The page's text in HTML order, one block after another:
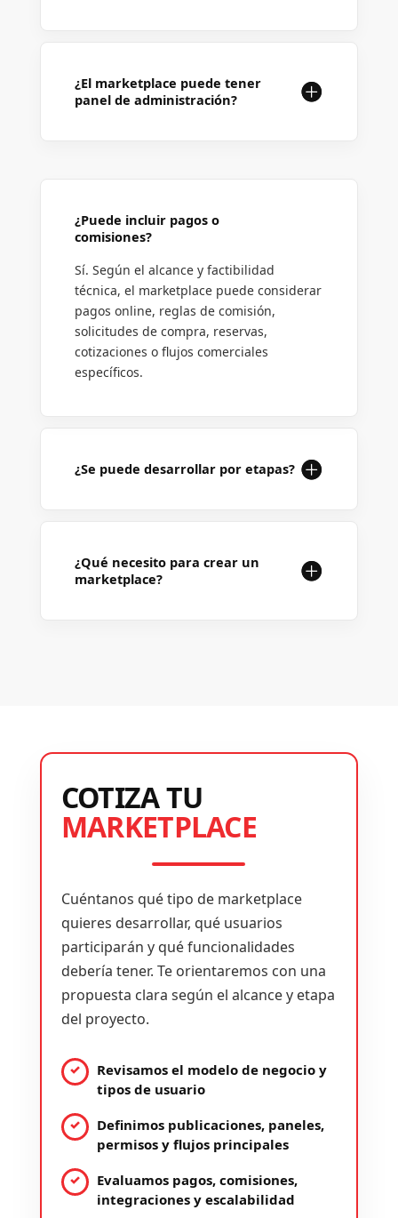
¿El marketplace puede tener
panel de administración?
¿Puede incluir pagos o
comisiones?
Sí. Según el alcance y factibilidad
técnica, el marketplace puede considerar
pagos online, reglas de comisión,
solicitudes de compra, reservas,
cotizaciones o flujos comerciales
específicos.
¿Se puede desarrollar por etapas?
¿Qué necesito para crear un
marketplace?
COTIZA TU
MARKETPLACE
Cuéntanos qué tipo de marketplace
quieres desarrollar, qué usuarios
participarán y qué funcionalidades
debería tener. Te orientaremos con una
propuesta clara según el alcance y etapa
del proyecto.
Revisamos el modelo de negocio y
tipos de usuario
Definimos publicaciones, paneles,
permisos y flujos principales
Evaluamos pagos, comisiones,
integraciones y escalabilidad